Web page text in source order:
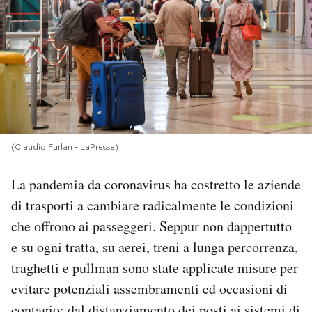
PODCAST
NEWSLETTER
I MIEI PREFERITI
CALENDARIO
AREA PERSONALE
Area Personale
Newsletter
(Claudio Furlan - LaPresse)
La pandemia da coronavirus ha costretto le aziende
di trasporti a cambiare radicalmente le condizioni
che offrono ai passeggeri. Seppur non dappertutto
e su ogni tratta, su aerei, treni a lunga percorrenza,
traghetti e pullman sono state applicate misure per
evitare potenziali assembramenti ed occasioni di